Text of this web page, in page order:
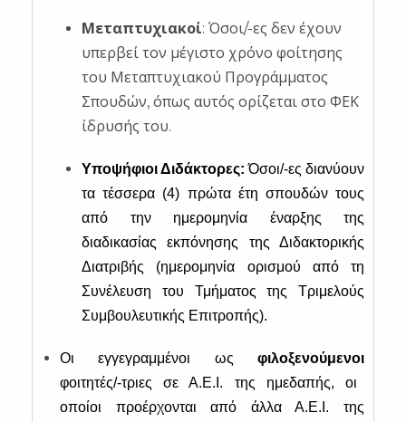
Μεταπτυχιακοί: Όσοι/-ες δεν έχουν
υπερβεί τον μέγιστο χρόνο φοίτησης
του Μεταπτυχιακού Προγράμματος
Σπουδών, όπως αυτός ορίζεται στο ΦΕΚ
ίδρυσής του.
Υποψήφιοι Διδάκτορες: Όσοι/-ες διανύουν
τα τέσσερα (4) πρώτα έτη σπουδών τους
από την ημερομηνία έναρξης της
διαδικασίας εκπόνησης της Διδακτορικής
Διατριβής (ημερομηνία ορισμού από τη
Συνέλευση του Τμήματος της Τριμελούς
Συμβουλευτικής Επιτροπής).
Οι εγγεγραμμένοι ως φιλοξενούμενοι
φοιτητές/-τριες σε Α.Ε.Ι. της ημεδαπής, οι
οποίοι προέρχονται από άλλα Α.Ε.Ι. της